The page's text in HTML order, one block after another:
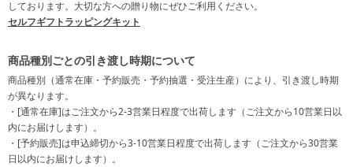
しております。大切な方への贈り物にぜひご利用ください。
セルフギフトラッピングキット
商品種別ごとの引き渡し時期について
商品種別（通常在庫・予約販売・予約抽選・受注生産）により、引き渡し時期
が異なります。
・[通常在庫]はご注文から2-3営業日程度で出荷します（ご注文から10営業日以
内にお届けします）。
・[予約販売]は申込締切から3-10営業日程度で出荷します（ご注文から30営業
日以内にお届けします）。